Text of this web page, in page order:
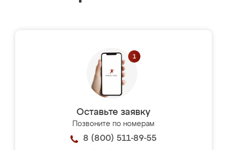
Оставьте заявку
Позвоните по номерам
8 (800) 511-89-55